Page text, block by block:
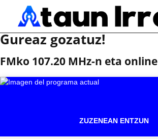
Gureaz gozatuz!
FMko 107.20 MHz-n eta online
ZUZENEAN ENTZUN